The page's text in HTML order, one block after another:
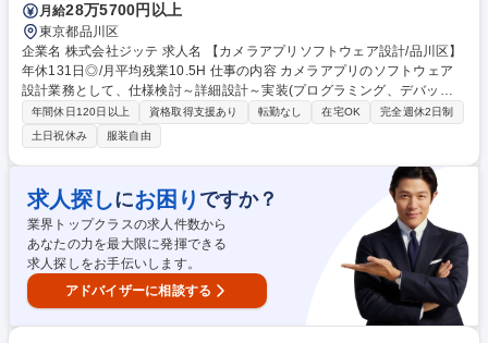
月給28万5700円以上
東京都品川区
企業名 株式会社ジッテ 求人名 【カメラアプリソフトウェア設計/品川区】
年休131日◎/月平均残業10.5H 仕事の内容 カメラアプリのソフトウェア
設計業務として、仕様検討～詳細設計～実装(プログラミング、デバック)
～実機検証をお任せいたします！ 【具体的な業務内容について】 入社
後：指示された設計書から、目的通りのコーディング・デバッグをする 入
社半年～1年後：お客様からの仕様要望を踏襲して、設計からコーディン
グ・デバッグを1人で行う 入社半年～1年後についてはある程度、自身で
内容をかみ砕き業務を遂行できるような状態を目指していただきます！ 募
集職種 【カメラアプリソフトウェア設計/品川区】年休131日◎/月平均残
業10.5H
年間休日120日以上 資格取得支援あり 転勤なし 在宅OK
完全週休2日制
土日祝休み
服装自由
求人探しにお困り ですか？
業界トップクラスの求人件数から
あなたの力を最大限に発揮できる
求人探しをお手伝いします。
アドバイザーに相談する